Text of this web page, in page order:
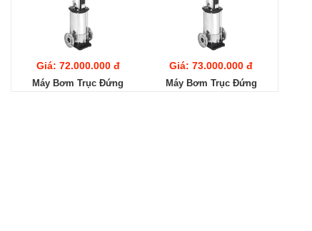
Giá: 72.000.000 đ
Máy Bơm Trục Đứng
Giá: 73.000.000 đ
Máy Bơm Trục Đứng